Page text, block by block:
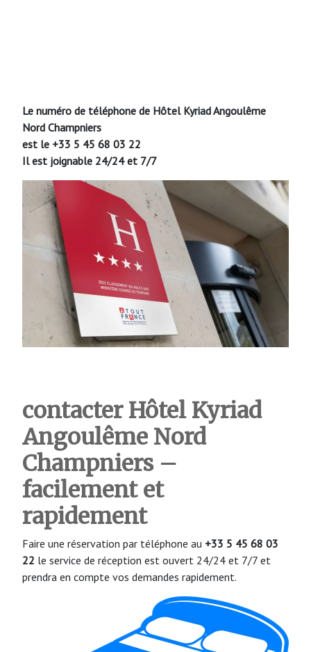
Le numéro de téléphone de Hôtel Kyriad Angoulême
Nord Champniers
est le +33 5 45 68 03 22
Il est joignable 24/24 et 7/7
contacter Hôtel Kyriad
Angoulême Nord
Champniers –
facilement et
rapidement
Faire une réservation par téléphone au +33 5 45 68 03
22 le service de réception est ouvert 24/24 et 7/7 et
prendra en compte vos demandes rapidement.